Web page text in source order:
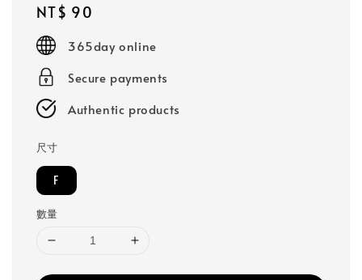
Regular
price
NT$ 90
365day online
Secure payments
Authentic products
尺寸
F
數量